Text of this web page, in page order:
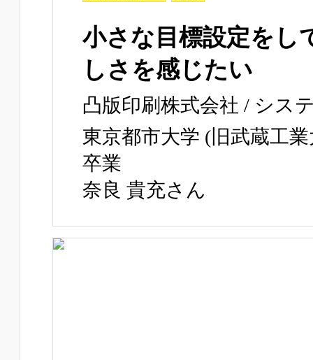
小さな目標設定をし
しさを感じたい
凸版印刷株式会社 / シス
東京都市大学 (旧武蔵工
卒業
奈良 貴充さん